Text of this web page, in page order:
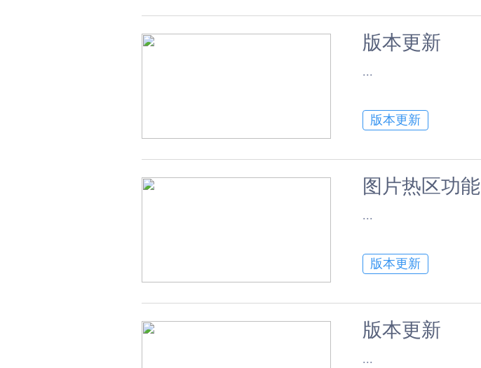
版本更新
​...
版本更新
图片热区功能
​...
版本更新
版本更新
​...